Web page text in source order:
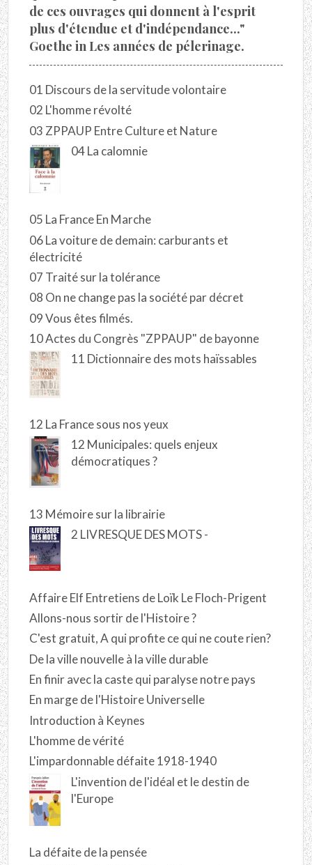
de ces ouvrages qui donnent à l'esprit
plus d'étendue et d'indépendance..."
Goethe in Les années de pélerinage.
01 Discours de la servitude volontaire
02 L'homme révolté
03 ZPPAUP Entre Culture et Nature
04 La calomnie
05 La France En Marche
06 La voiture de demain: carburants et
électricité
07 Traité sur la tolérance
08 On ne change pas la société par décret
09 Vous êtes filmés.
10 Actes du Congrès "ZPPAUP" de bayonne
11 Dictionnaire des mots haïssables
12 La France sous nos yeux
12 Municipales: quels enjeux
démocratiques ?
13 Mémoire sur la librairie
2 LIVRESQUE DES MOTS -
Affaire Elf Entretiens de Loïk Le Floch-Prigent
Allons-nous sortir de l'Histoire ?
C'est gratuit, A qui profite ce qui ne coute rien?
De la ville nouvelle à la ville durable
En finir avec la caste qui paralyse notre pays
En marge de l'Histoire Universelle
Introduction à Keynes
L'homme de vérité
L'impardonnable défaite 1918-1940
L'invention de l'idéal et le destin de
l'Europe
La défaite de la pensée